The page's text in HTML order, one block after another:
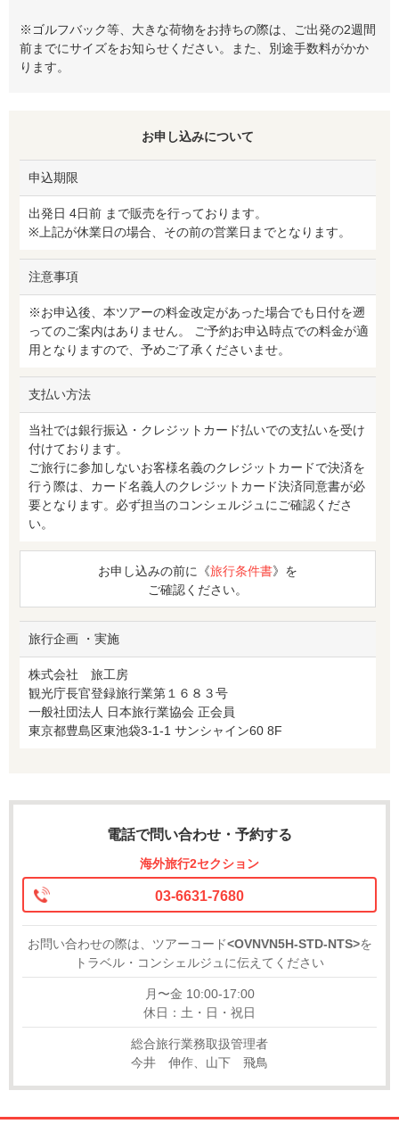
※ゴルフバック等、大きな荷物をお持ちの際は、ご出発の2週間
前までにサイズをお知らせください。また、別途手数料がかか
ります。
お申し込みについて
申込期限
出発日 4日前 まで販売を行っております。
※上記が休業日の場合、その前の営業日までとなります。
注意事項
※お申込後、本ツアーの料金改定があった場合でも日付を遡
ってのご案内はありません。 ご予約お申込時点での料金が適
用となりますので、予めご了承くださいませ。
支払い方法
当社では銀行振込・クレジットカード払いでの支払いを受け
付けております。
ご旅行に参加しないお客様名義のクレジットカードで決済を
行う際は、カード名義人のクレジットカード決済同意書が必
要となります。必ず担当のコンシェルジュにご確認くださ
い。
お申し込みの前に《旅行条件書》を
ご確認ください。
旅行企画 ・実施
株式会社 旅工房
観光庁長官登録旅行業第１６８３号
一般社団法人 日本旅行業協会 正会員
東京都豊島区東池袋3-1-1 サンシャイン60 8F
電話で問い合わせ・予約する
海外旅行2セクション
03-6631-7680
お問い合わせの際は、ツアーコード<OVNVN5H-STD-NTS>を
トラベル・コンシェルジュに伝えてください
月〜金 10:00-17:00
休日：土・日・祝日
総合旅行業務取扱管理者
今井 伸作、山下 飛鳥